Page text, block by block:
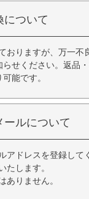
について
おりますが、万一不
せください。返品
能です。
ールについて
アドレスを登録して
たします。
ありません。